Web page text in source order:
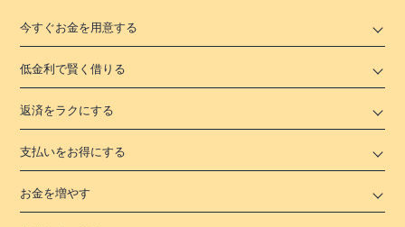
今すぐお金を用意する
低金利で賢く借りる
返済をラクにする
支払いをお得にする
お金を増やす